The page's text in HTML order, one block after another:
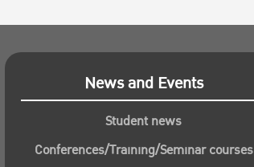
News and Events
Student news
Conferences/Training/Seminar courses